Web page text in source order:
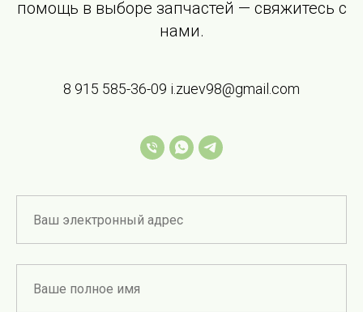
помощь в выборе запчастей — свяжитесь с
нами.
8 915 585-36-09 i.zuev98@gmail.com